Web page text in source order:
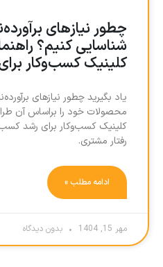
چطور نیازهای
شناسایی کنیم؟
کلینیک کسب‌وکار برای
یاد بگیرید چطور نیازهای
محصولات خود را براساس آن
کلینیک کسب‌وکار برای رشد
رفتار مشتری.
ادامه مطلب »
مهر 15, 1404 بدون دیدگاه